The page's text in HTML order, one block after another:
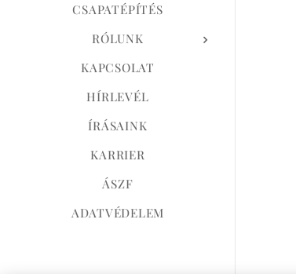
CSAPATÉPÍTÉS
RÓLUNK
KAPCSOLAT
HÍRLEVÉL
ÍRÁSAINK
KARRIER
ÁSZF
ADATVÉDELEM